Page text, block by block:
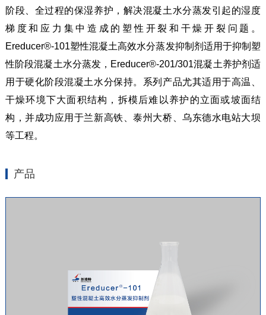
阶段、全过程的保湿养护，解决混凝土水分蒸发引起的湿度
梯度和应力集中造成的塑性开裂和干燥开裂问题。
Ereducer®-101塑性混凝土高效水分蒸发抑制剂适用于抑制塑
性阶段混凝土水分蒸发，Ereducer®-201/301混凝土养护剂适
用于硬化阶段混凝土水分保持。系列产品尤其适用于高温、
干燥环境下大面积结构，拆模后难以养护的立面或坡面结
构，并成功应用于兰新高铁、泰州大桥、乌东德水电站大坝
等工程。
产品